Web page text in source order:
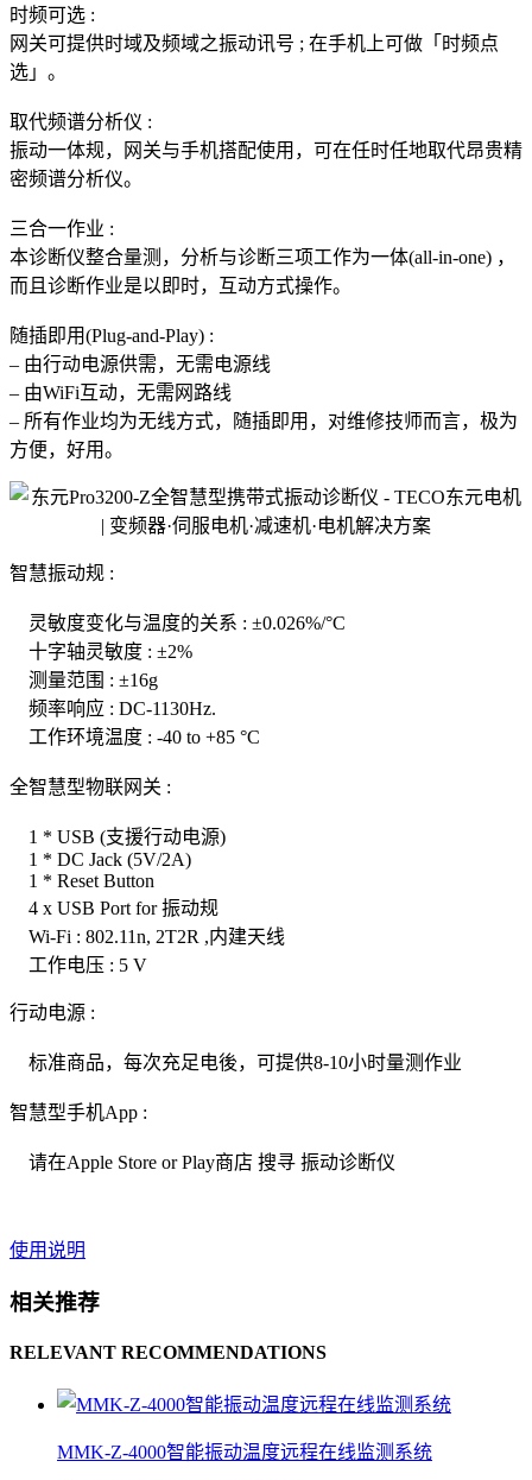
时频可选 :
网关可提供时域及频域之振动讯号 ; 在手机上可做「时频点
选」。
取代频谱分析仪 :
振动一体规，网关与手机搭配使用，可在任时任地取代昂贵精
密频谱分析仪。
三合一作业 :
本诊断仪整合量测，分析与诊断三项工作为一体(all-in-one) ，
而且诊断作业是以即时，互动方式操作。
随插即用(Plug-and-Play) :
– 由行动电源供需，无需电源线
– 由WiFi互动，无需网路线
– 所有作业均为无线方式，随插即用，对维修技师而言，极为
方便，好用。
智慧振动规 :
灵敏度变化与温度的关系 : ±0.026%/°C
十字轴灵敏度 : ±2%
测量范围 : ±16g
频率响应 : DC-1130Hz.
工作环境温度 : -40 to +85 °C
全智慧型物联网关 :
1 * USB (支援行动电源)
1 * DC Jack (5V/2A)
1 * Reset Button
4 x USB Port for 振动规
Wi-Fi : 802.11n, 2T2R ,内建天线
工作电压 : 5 V
行动电源 :
标准商品，每次充足电後，可提供8-10小时量测作业
智慧型手机App :
请在Apple Store or Play商店 搜寻 振动诊断仪
使用说明
相关推荐
RELEVANT RECOMMENDATIONS
MMK-Z-4000智能振动温度远程在线监测系统